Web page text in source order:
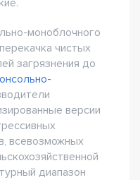
моноблочного
чистых
загрязнения до
версии
всевозможных
диапазон